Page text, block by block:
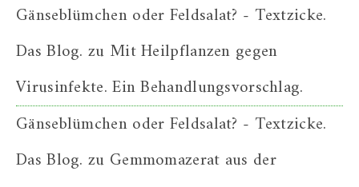
Gänseblümchen oder Feldsalat? - Textzicke.
Das Blog. zu Mit Heilpflanzen gegen
Virusinfekte. Ein Behandlungsvorschlag.
Gänseblümchen oder Feldsalat? - Textzicke.
Das Blog. zu Gemmomazerat aus der